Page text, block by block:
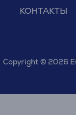
КОНТАКТЫ
Copyright © 2026